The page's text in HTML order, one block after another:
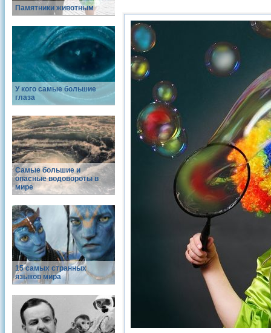
Памятники животным
У кого самые большие
глаза
Самые большие и
опасные водовороты в
мире
15 самых странных
языков мира